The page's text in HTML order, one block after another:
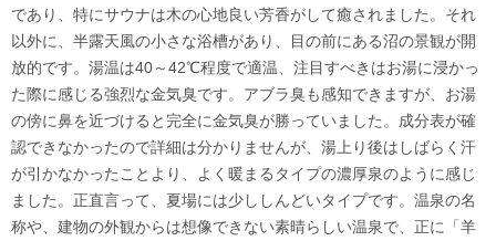
であり、特にサウナは木の心地良い芳香がして癒されました。それ
以外に、半露天風の小さな浴槽があり、目の前にある沼の景観が開
放的です。湯温は40～42℃程度で適温、注目すべきはお湯に浸かっ
た際に感じる強烈な金気臭です。アブラ臭も感知できますが、お湯
の傍に鼻を近づけると完全に金気臭が勝っていました。成分表が確
認できなかったので詳細は分かりませんが、湯上り後はしばらく汗
が引かなかったことより、よく暖まるタイプの濃厚泉のように感じ
ました。正直言って、夏場には少ししんどいタイプです。温泉の名
称や、建物の外観からは想像できない素晴らしい温泉で、正に「羊